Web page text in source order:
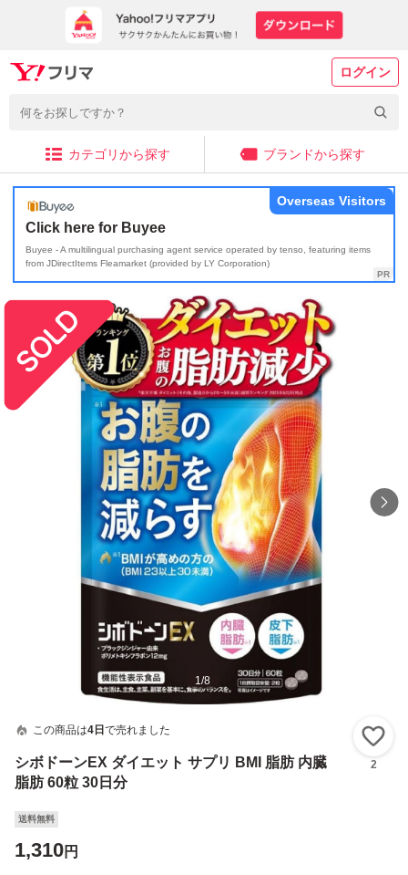
ログイン
カテゴリから探す ブランドから探す
Click here for Buyee
Buyee - A multilingual purchasing agent service operated by tenso, featuring items
from JDirectItems Fleamarket (provided by LY Corporation)
Overseas Visitors
1/8
この商品は4日 で売れました
シボドーンEX ダイエット サプリ BMI 脂肪 内臓
脂肪 60粒 30日分
2
送料無料
1,310円